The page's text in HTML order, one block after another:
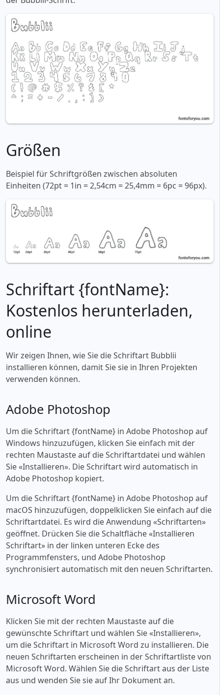
Größen
Beispiel für Schriftgrößen zwischen absoluten
Einheiten (72pt = 1in = 2,54cm = 25,4mm = 6pc = 96px).
Schriftart {fontName}:
Kostenlos herunterladen,
online
Wir zeigen Ihnen, wie Sie die Schriftart Bubblii
installieren können, damit Sie sie in Ihren Projekten
verwenden können.
Adobe Photoshop
Um die Schriftart {fontName} in Adobe Photoshop auf
Windows hinzuzufügen, klicken Sie einfach mit der
rechten Maustaste auf die Schriftartdatei und wählen
Sie «‎Installieren». Die Schriftart wird automatisch in
Adobe Photoshop kopiert.
Um die Schriftart {fontName} in Adobe Photoshop auf
macOS hinzuzufügen, doppelklicken Sie einfach auf die
Schriftartdatei. Es wird die Anwendung «‎Schriftarten»
geöffnet. Drücken Sie die Schaltfläche «‎Installieren
Schriftart» in der linken unteren Ecke des
Programmfensters, und Adobe Photoshop
synchronisiert automatisch mit den neuen Schriftarten.
Microsoft Word
Klicken Sie mit der rechten Maustaste auf die
gewünschte Schriftart und wählen Sie «‎Installieren»,
um die Schriftart in Microsoft Word zu installieren. Die
neuen Schriftarten erscheinen in der Schriftartliste von
Microsoft Word. Wählen Sie die Schriftart aus der Liste
aus und wenden Sie sie auf Ihr Dokument an.